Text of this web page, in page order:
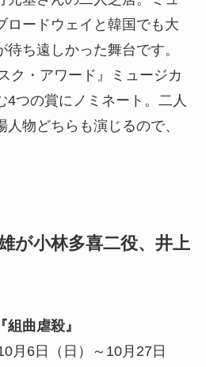
ロードウェイと韓国でも大
ち遠しかった舞台です。
ク・アワード』ミュージカ
4つの賞にノミネート。二人
物どちらも演じるので、
が小林多喜二役、井上
曲虐殺』
月6日（日）～10月27日